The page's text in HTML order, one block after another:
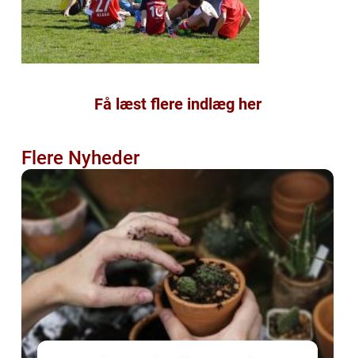
Få læst flere indlæg her
Flere Nyheder